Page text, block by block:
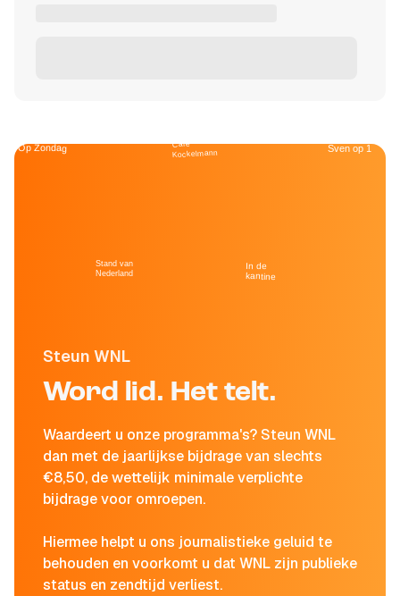
Steun WNL
Word lid. Het telt.
Waardeert u onze programma's? Steun WNL
dan met de jaarlijkse bijdrage van slechts
€8,50, de wettelijk minimale verplichte
bijdrage voor omroepen.
Hiermee helpt u ons journalistieke geluid te
behouden en voorkomt u dat WNL zijn publieke
status en zendtijd verliest.
Op Zondag
Stand van
Nederland
Café
Kockelmann
In de
kantine
Sven op 1